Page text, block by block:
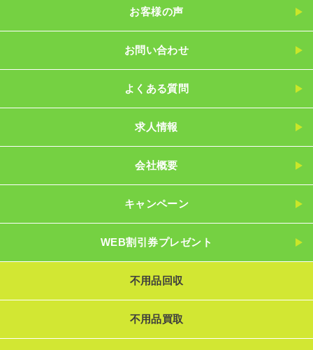
お客様の声
お問い合わせ
よくある質問
求人情報
会社概要
キャンペーン
WEB割引券プレゼント
不用品回収
不用品買取